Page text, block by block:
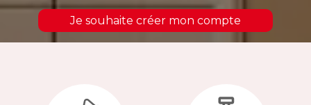
Je souhaite créer mon compte